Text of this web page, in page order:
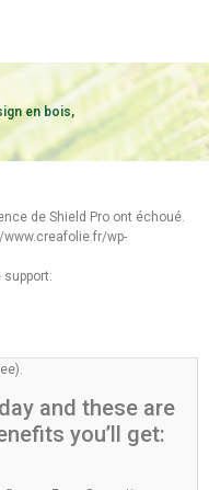
en bois,
de Shield Pro ont échoué.
wp-
and these are
you’ll get: